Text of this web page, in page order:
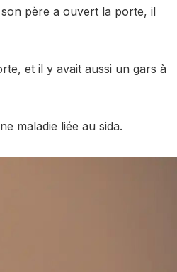
père a ouvert la porte, il
et il y avait aussi un gars à
maladie liée au sida.